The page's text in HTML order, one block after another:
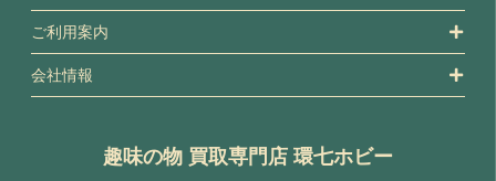
ご利用案内
会社情報
趣味の物 買取専門店 環七ホビー